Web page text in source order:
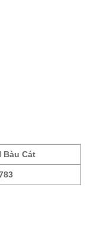
Bàu Cát